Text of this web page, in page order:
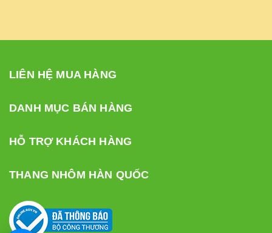
LIÊN HỆ MUA HÀNG
DANH MỤC BÁN HÀNG
HỖ TRỢ KHÁCH HÀNG
THANG NHÔM HÀN QUỐC